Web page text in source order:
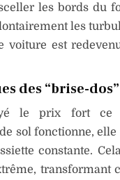
les bords du
les
voiture est
des “brise-dos”
le prix fort ce
sol fonctionne,
constante.
transformant